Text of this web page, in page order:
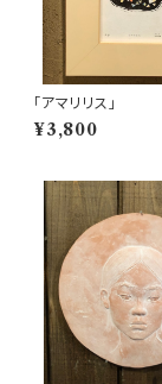
「アマリリス」
¥3,800